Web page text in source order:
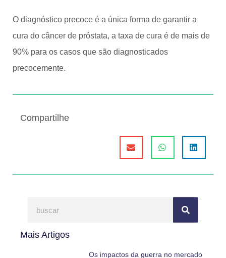
O diagnóstico precoce é a única forma de garantir a
cura do câncer de próstata, a taxa de cura é de mais de
90% para os casos que são diagnosticados
precocemente.
Compartilhe
Mais Artigos
Os impactos da guerra no mercado